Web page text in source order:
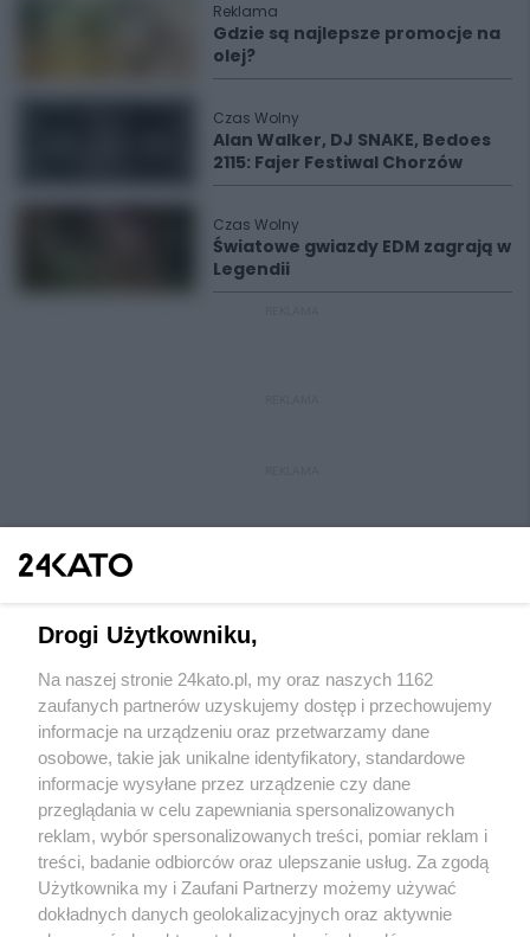
Reklama
Gdzie są najlepsze promocje na
olej?
Czas Wolny
Alan Walker, DJ SNAKE, Bedoes
2115: Fajer Festiwal Chorzów
Czas Wolny
Światowe gwiazdy EDM zagrają w
Legendii
Wydawca mediów lokalnych
Nie zapomnij
zapoznać się z:
polityką prywatności regulamin korzystania z portali
Twojemiasto
Piekary Śląskie
Skontakuj sięz nami
Kontakt
Drogi Użytkowniku,
Na naszej stronie 24kato.pl, my oraz naszych 1162
zaufanych partnerów uzyskujemy dostęp i przechowujemy
informacje na urządzeniu oraz przetwarzamy dane
osobowe, takie jak unikalne identyfikatory, standardowe
informacje wysyłane przez urządzenie czy dane
przeglądania w celu zapewniania spersonalizowanych
reklam, wybór spersonalizowanych treści, pomiar reklam i
treści, badanie odbiorców oraz ulepszanie usług. Za zgodą
Użytkownika my i Zaufani Partnerzy możemy używać
dokładnych danych geolokalizacyjnych oraz aktywnie